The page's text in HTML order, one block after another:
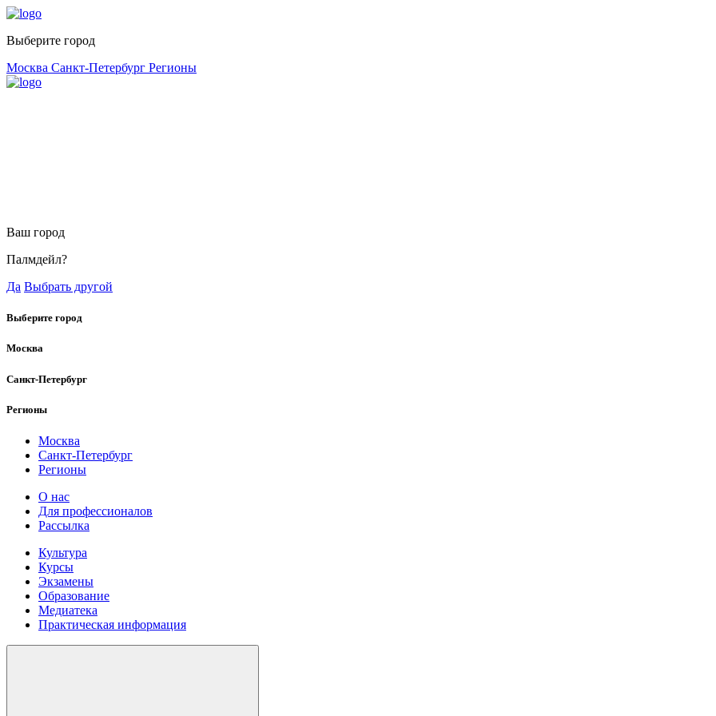
Выберите город
Москва Санкт-Петербург Регионы
Ваш город
Палмдейл?
Да Выбрать другой
Выберите город
Москва
Санкт-Петербург
Регионы
Москва
Санкт-Петербург
Регионы
О нас
Для профессионалов
Рассылка
Культура
Курсы
Экзамены
Образование
Медиатека
Практическая информация